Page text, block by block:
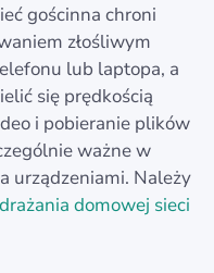
gościnna chroni
złośliwym
lub laptopa, a
się prędkością
i pobieranie plików
ważne w
urządzeniami. Należy
domowej sieci